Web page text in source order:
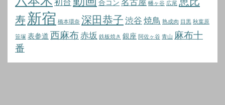
初台 合コン 名古屋 幡ヶ谷 広尾
寿 新宿 橋本環奈 深田恭子 渋谷 焼鳥 熟成肉 目黒 秋葉原
笹塚 表参道 西麻布赤坂 鉄板焼き 銀座 阿佐ヶ谷 青山 麻布十
番